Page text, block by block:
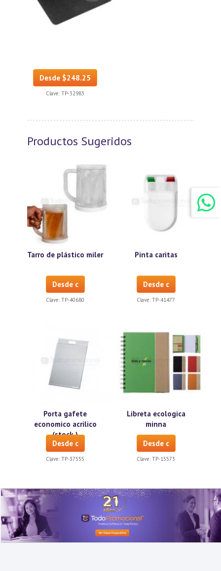
Desde $248.25
Clave: TP-32983
Productos Sugeridos
Tarro de plástico miler
Desde c
Clave: TP-40680
Pinta caritas
Desde c
Clave: TP-41477
Porta gafete
economico acrilico
(stock )
Desde c
Clave: TP-37555
Libreta ecologica
minna
Desde c
Clave: TP-15573